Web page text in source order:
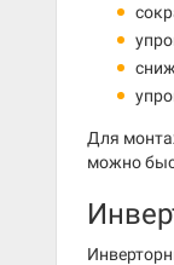
Для
можно